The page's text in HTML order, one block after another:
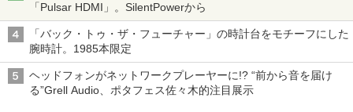
「Pulsar HDMI」。SilentPowerから
「バック・トゥ・ザ・フューチャー」の時計台をモチーフにした
腕時計。1985本限定
ヘッドフォンがネットワークプレーヤーに!? “前から音を届け
る”Grell Audio、ポタフェス佐々木的注目展示